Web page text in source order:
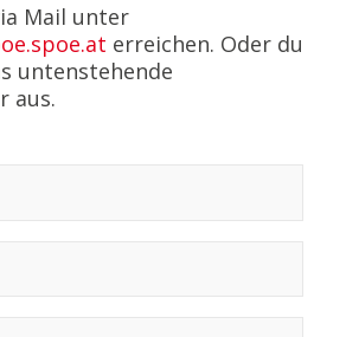
Mail unter
erreichen. Oder du
untenstehende
aus.